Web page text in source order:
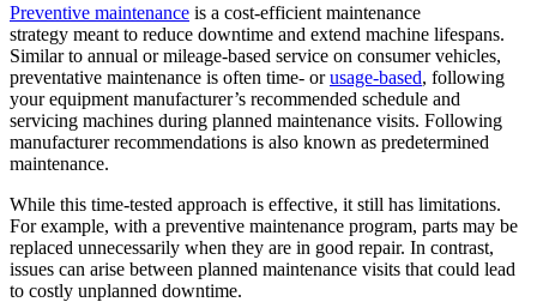
Prädiktive Wartung
Auf Basis von Sensor- und Zustandsdaten handeln
Facility Management
Gewerbe, Bildung, gemischt genutzte Immobilien
Preventive maintenance is a cost-efficient maintenance
strategy meant to reduce downtime and extend machine lifespans.
Similar to annual or mileage-based service on consumer vehicles,
preventative maintenance is often time- orusage-based, following
your equipment manufacturer’s recommended schedule and
servicing machines during planned maintenance visits. Following
manufacturer recommendations is also known as predetermined
maintenance.
While this time-tested approach is effective, it still has limitations.
For example, with a preventive maintenance program, parts may be
replaced unnecessarily when they are in good repair. In contrast,
issues can arise between planned maintenance visits that could lead
to costly unplanned downtime.